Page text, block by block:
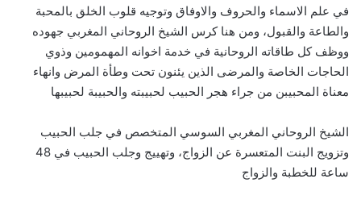
في علم الاسماء والحروف والاوفاق وتوجيه قلوب الخلق بالمحبة
والطاعة والقبول، ومن هنا كرس الشيخ الروحاني المغربي جهوده
ووظف كل طاقاته الروحانية في خدمة اخوانه المهمومين وذوي
الحاجات الخاصة والمرضى الذين يئنون تحت وطأة المرض وانهاء
معناة المحبيبن من جراء هجر الحبيب لحبيبته والحبيبة لحبيبها
الشيخ الروحاني المغربي السوسي المتخصص في جلب الحبيب
وتزويج البنت المتعسرة عن الزواج، وتهييج وجلب الحبيب في 48
ساعة للخطبة والزواج